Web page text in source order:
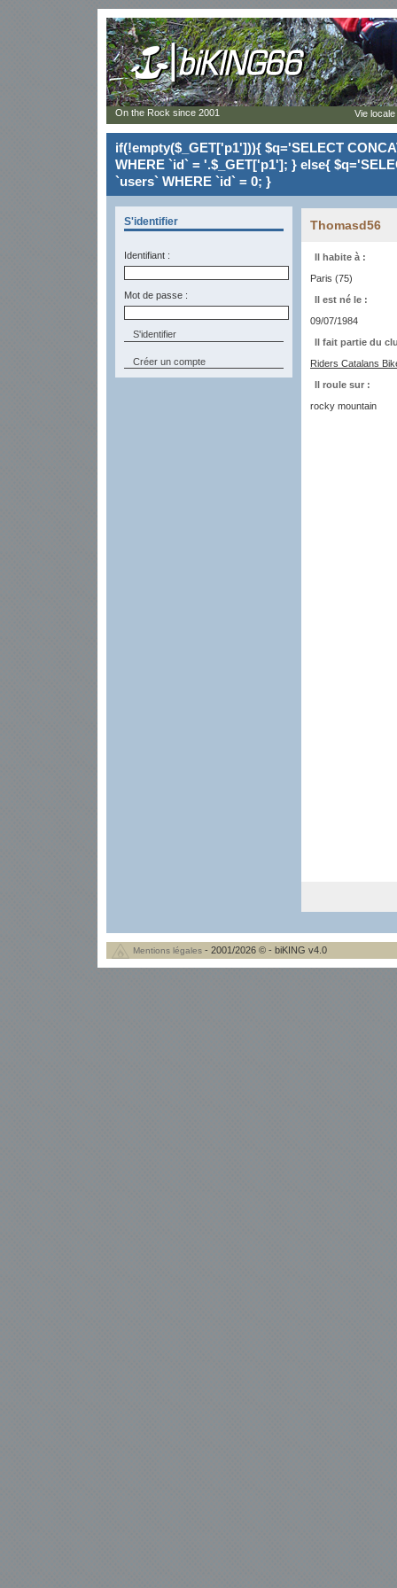
if(!empty($_GET['p1'])){ $q='SELECT
WHERE `id` = '.$_GET['p1']; } else{
`users` WHERE `id` = 0; }
S'identifier
Identifiant :
Mot de passe :
Créer un compte
Thomasd56
Il habite à :
Paris (75)
Il est né le :
09/07/1984
Il fait partie du
Riders Catalans
Il roule sur :
rocky mountain
On the Rock since 2001 Vie
Mentions légales - 2001/2026 © - biKING v4.0